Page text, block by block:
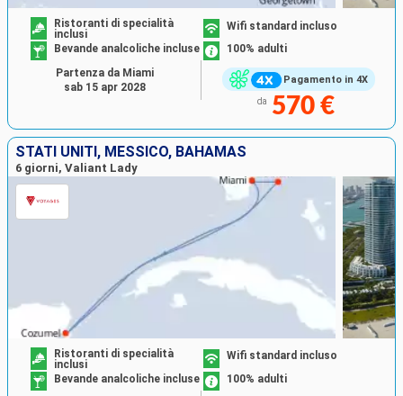
Pagamento in 4X
Ristoranti di specialità
inclusi
Wifi standard incluso
Bevande analcoliche incluse
100% adulti
da 570 €
Partenza da Miami
sab 15 apr 2028
STATI UNITI, MESSICO, BAHAMAS
6 giorni, Valiant Lady
Ristoranti di specialità
inclusi
Wifi standard incluso
Bevande analcoliche incluse
100% adulti